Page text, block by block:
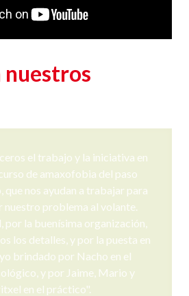
nuestros
el trabajo y la iniciativa en
de amaxofobia del paso
que nos ayudan a trabajar para
problema al volante.
la buenísima organización,
los detalles, y por la puesta en
brindado por Nacho en el
y por Jaime, Mario y
en el práctico".